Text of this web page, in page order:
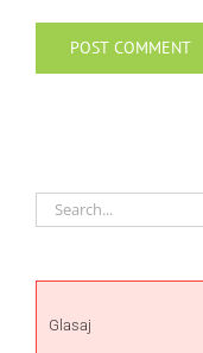
Search
for:
Glasaj